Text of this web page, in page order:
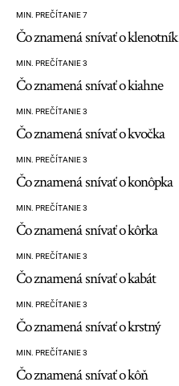
MIN. PREČÍTANIE 7
Čo znamená snívať o klenotník
MIN. PREČÍTANIE 3
Čo znamená snívať o kiahne
MIN. PREČÍTANIE 3
Čo znamená snívať o kvočka
MIN. PREČÍTANIE 3
Čo znamená snívať o konôpka
MIN. PREČÍTANIE 3
Čo znamená snívať o kôrka
MIN. PREČÍTANIE 3
Čo znamená snívať o kabát
MIN. PREČÍTANIE 3
Čo znamená snívať o krstný
MIN. PREČÍTANIE 3
Čo znamená snívať o kôň